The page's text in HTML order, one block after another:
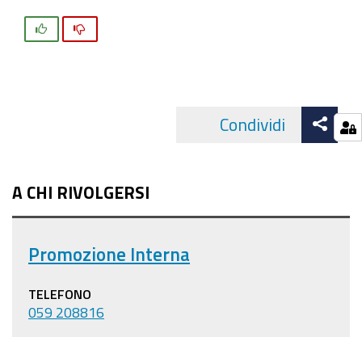
Condividi
A CHI RIVOLGERSI
Promozione Interna
TELEFONO
059 208816